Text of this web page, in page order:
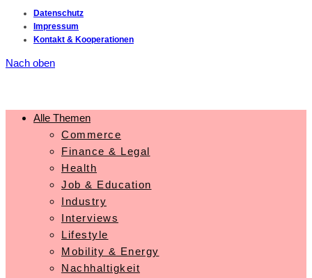
Datenschutz
Impressum
Kontakt & Kooperationen
Nach oben
Alle Themen
Commerce
Finance & Legal
Health
Job & Education
Industry
Interviews
Lifestyle
Mobility & Energy
Nachhaltigkeit